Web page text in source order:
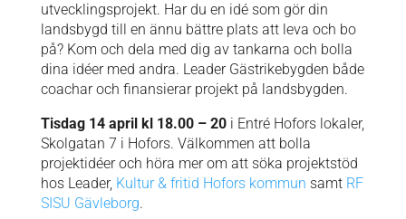
utvecklingsprojekt. Har du en idé som gör din
landsbygd till en ännu bättre plats att leva och bo
på? Kom och dela med dig av tankarna och bolla
dina idéer med andra. Leader Gästrikebygden både
coachar och finansierar projekt på landsbygden.
Tisdag 14 april kl 18.00 – 20i Entré Hofors lokaler,
Skolgatan 7 i Hofors. Välkommen att bolla
projektidéer och höra mer om att söka projektstöd
hos Leader, Kultur & fritid Hofors kommun samt RF
SISU Gävleborg.